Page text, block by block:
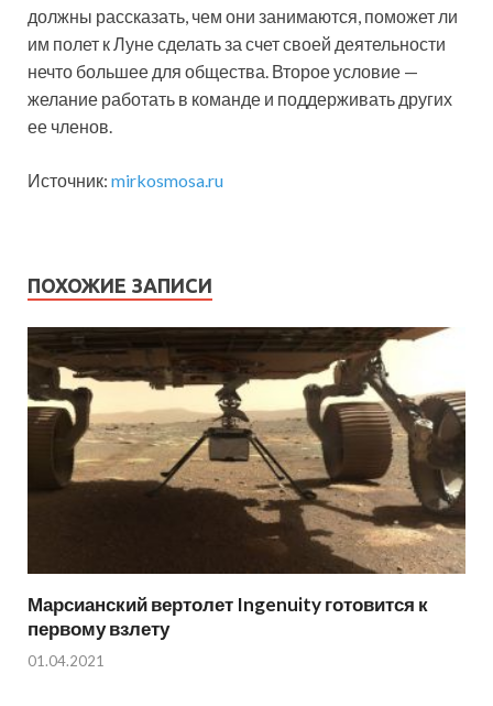
должны рассказать, чем они занимаются, поможет ли
им полет к Луне сделать за счет своей деятельности
нечто большее для общества. Второе условие —
желание работать в команде и поддерживать других
ее членов.
Источник: mirkosmosa.ru
ПОХОЖИЕ ЗАПИСИ
Марсианский вертолет Ingenuity готовится к
первому взлету
01.04.2021